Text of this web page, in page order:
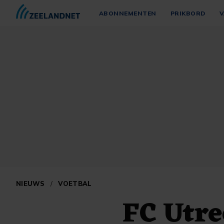
ABONNEMENTEN PRIKBORD
NIEUWS / VOETBAL